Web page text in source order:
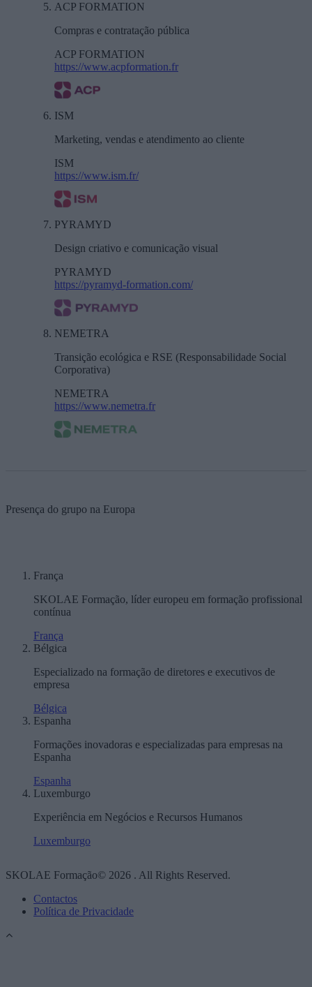
ACP FORMATION
Compras e contratação pública
ACP FORMATION
https://www.acpformation.fr
ISM
Marketing, vendas e atendimento ao cliente
ISM
https://www.ism.fr/
PYRAMYD
Design criativo e comunicação visual
PYRAMYD
https://pyramyd-formation.com/
NEMETRA
Transição ecológica e RSE (Responsabilidade Social
Corporativa)
NEMETRA
https://www.nemetra.fr
Presença do grupo na Europa
França
SKOLAE Formação, líder europeu em formação profissional
contínua
França
Bélgica
Especializado na formação de diretores e executivos de
empresa
Bélgica
Espanha
Formações inovadoras e especializadas para empresas na
Espanha
Espanha
Luxemburgo
Experiência em Negócios e Recursos Humanos
Luxemburgo
SKOLAE Formação© 2026 . All Rights Reserved.
Contactos
Política de Privacidade